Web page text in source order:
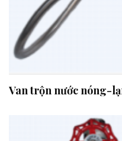
Van trộn nước nóng-